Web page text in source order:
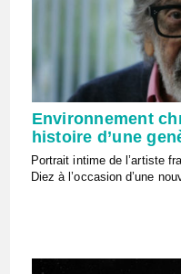
Environnement
histoire d’une
Portrait intime de l’artiste
Diez à l’occasion d’une